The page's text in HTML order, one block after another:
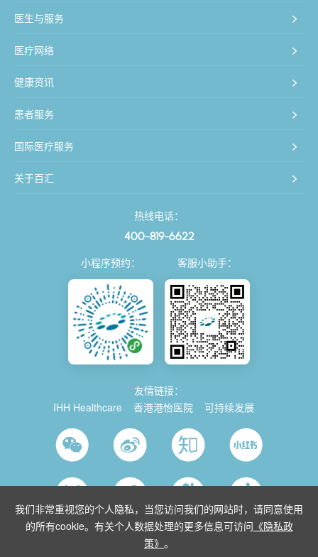
我们非常重视您的个人隐私，当您访问我们的网站时，请同意使用
的所有cookie。有关个人数据处理的更多信息可访问 《隐私政
策》 。
医生与服务
医疗网络
健康资讯
患者服务
国际医疗服务
关于百汇
热线电话：
400-819-6622
小程序预约： 客服小助手：
友情链接：
IHH Healthcare
香港港怡医院 可持续发展
沪ICP备2021035743号-1